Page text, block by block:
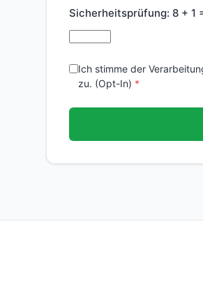
Sicherheitsprüfung: 8 + 1
Ich stimme der
zu. (Opt-In)